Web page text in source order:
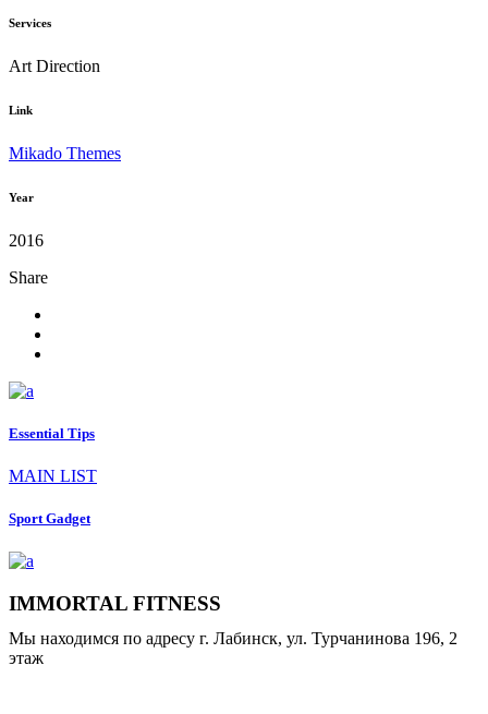
Services
Art Direction
Link
Mikado Themes
Year
2016
Share
Essential Tips
MAIN LIST
Sport Gadget
IMMORTAL FITNESS
Мы находимся по адресу г. Лабинск, ул. Турчанинова 196, 2
этаж